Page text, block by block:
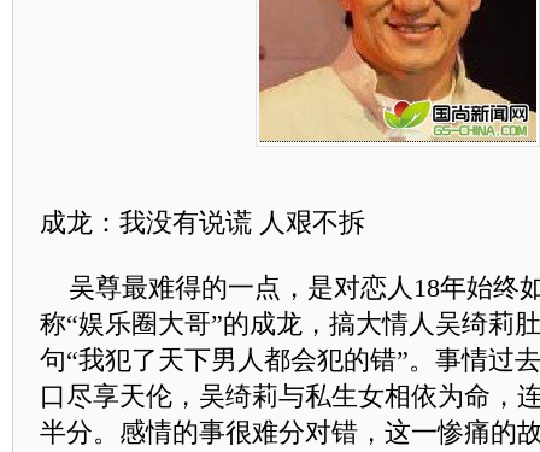
成龙：我没有说谎 人艰不拆
吴尊最难得的一点，是对恋人18年始终
称“娱乐圈大哥”的成龙，搞大情人吴绮莉
句“我犯了天下男人都会犯的错”。事情过
口尽享天伦，吴绮莉与私生女相依为命，
半分。感情的事很难分对错，这一惨痛的